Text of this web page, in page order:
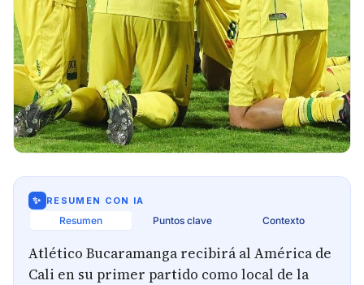
✨ RESUMEN CON IA
Resumen Puntos clave Contexto
Atlético Bucaramanga recibirá al América de
Cali en su primer partido como local de la